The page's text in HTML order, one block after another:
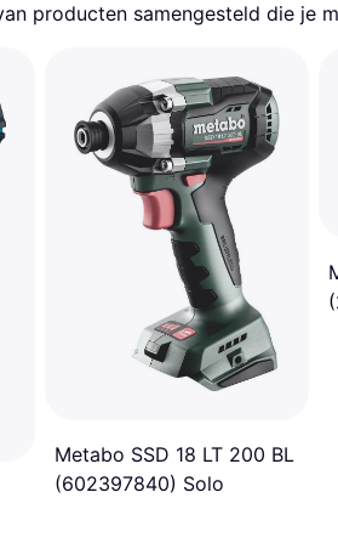
producten samengesteld die je
Metabo SSD 18 LT 200 BL
(602397840) Solo